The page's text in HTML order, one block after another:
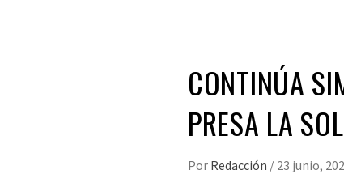
CONTINÚA
PRESA LA
Por Redacción / 23 junio,